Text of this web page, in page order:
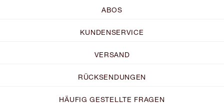
ABOS
KUNDENSERVICE
VERSAND
RÜCKSENDUNGEN
HÄUFIG GESTELLTE FRAGEN